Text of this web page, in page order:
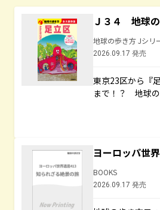
Ｊ３４ 地球
地球の歩き方 Jシリ
2026.09.17 発売
東京23区から『
まで！？ 地球の
ヨーロッパ世
BOOKS
2026.09.17 発売